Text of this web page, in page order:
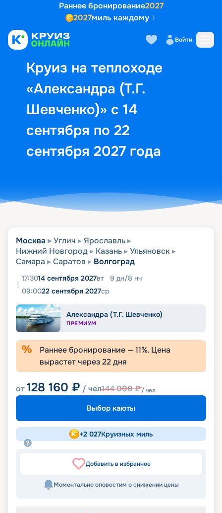
Раннее бронирование2027
2027миль каждому
Войти
Круиз на теплоходе
«Александра (Т.Г.
Шевченко)» с 14
сентября по 22
сентября 2027 года
Выбор кают Маршрут и
Москва Углич
Ярославль
Нижний Новгород
Казань
Ульяновск
Самара
Саратов Волгоград
17:3014 сентября 2027вт 9 дн/8 нч
09:0022 сентября 2027ср
Александра (Т.Г. Шевченко)
ПРЕМИУМ
Раннее бронирование —11%. Цена
вырастет через22дня
от128 160 ₽ / чел144 000₽/ чел
Выбор каюты
+2 027Круизных миль
Добавить в избранное
Моментально оповестим о снижении цены